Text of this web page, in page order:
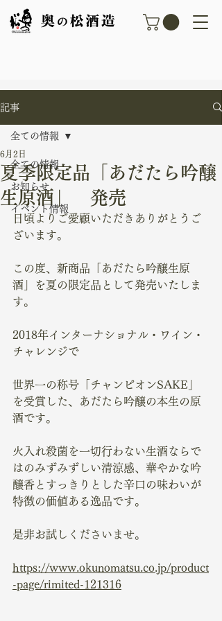
記事
全ての情報
お知らせ
イベント情報
全ての情報
夏季限定品「あだたら吟醸
生原酒」 発売
6月2日
日頃よりご愛顧いただきありがとうご
ざいます。
この度、新商品「あだたら吟醸生原
酒」を夏の限定品として発売いたしま
す。
2018年インターナショナル・ワイン・
チャレンジで
世界一の称号「チャンピオンSAKE」
を受賞した、あだたら吟醸の本生の原
酒です。
火入れ殺菌を一切行わない生酒ならで
はのみずみずしい清涼感、華やかな吟
醸香とすっきりとした辛口の味わいが
特徴の価値ある逸品です。
是非お試しくださいませ。
https://www.okunomatsu.co.jp/product
-page/rimited-121316